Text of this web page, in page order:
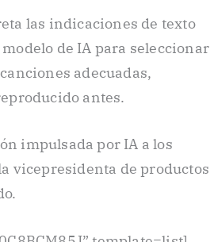
las indicaciones de texto
de IA para seleccionar
adecuadas,
antes.
impulsada por IA a los
vicepresidenta de productos